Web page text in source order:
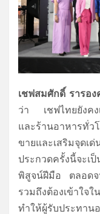
เชฟสมศักดิ์ รารอ
ว่า เชฟไทยยังคง
และร้านอาหารทั่ว
ขายและเสริมจุดเ
ประกวดครั้งนี้จะเ
พิสูจน์ฝีมือ ตลอดจ
รวมถึงต้องเข้าใจ
ทำให้ผู้รับประทาน